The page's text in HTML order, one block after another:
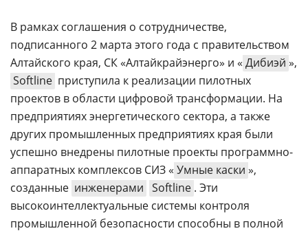
ТВ
издании
Реклама
Вакансии
Дзен
VK
Rutube
В рамках соглашения о сотрудничестве,
подписанного 2 марта этого года с правительством
Алтайского края, СК «Алтайкрайэнерго» и « Дибиэй »,
Softline приступила к реализации пилотных
проектов в области цифровой трансформации. На
предприятиях энергетического сектора, а также
других промышленных предприятиях края были
успешно внедрены пилотные проекты программно-
аппаратных комплексов СИЗ « Умные каски »,
созданные инженерами Softline . Эти
высокоинтеллектуальные системы контроля
промышленной безопасности способны в полной